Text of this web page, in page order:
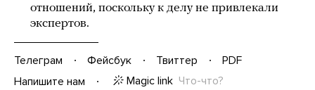
отношений, поскольку к делу не привлекали
экспертов.
Телеграм Фейсбук Твиттер
PDF
Напишите нам
Magic link Что-что?